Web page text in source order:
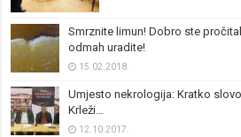
Smrznite limun! Dobro ste
odmah uradite!
15.02.2018.
Umjesto nekrologija: Kratko
Krleži…
12.10.2017.